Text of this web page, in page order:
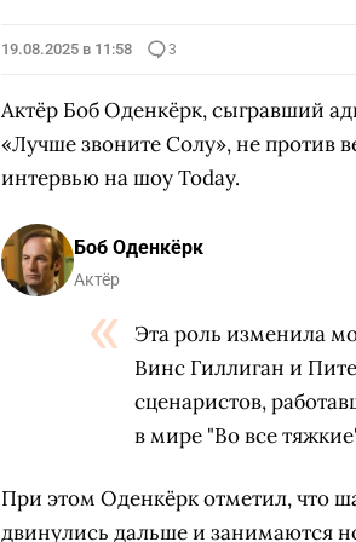
19.08.2025 в 11:58 3
Актёр Боб Оденкёрк, сыгравший
«Лучше звоните Солу», не против
интервью на шоу Today.
Боб Оденкёрк
Актёр
Эта роль изменила
Винс Гиллиган и
сценаристов,
в мире "Во все
При этом Оденкёрк отметил, что
двинулись дальше и занимаются